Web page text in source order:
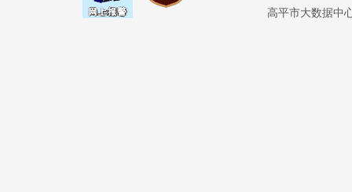
高平市大数据